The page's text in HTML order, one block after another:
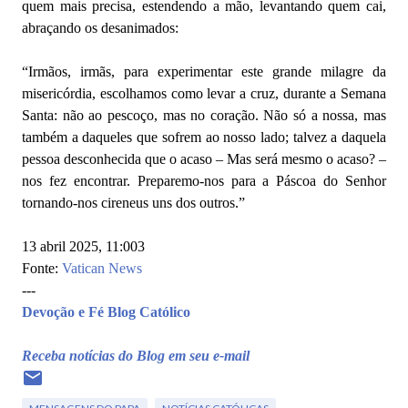
quem mais precisa, estendendo a mão, levantando quem cai,
abraçando os desanimados:
“Irmãos, irmãs, para experimentar este grande milagre da
misericórdia, escolhamos como levar a cruz, durante a Semana
Santa: não ao pescoço, mas no coração. Não só a nossa, mas
também a daqueles que sofrem ao nosso lado; talvez a daquela
pessoa desconhecida que o acaso – Mas será mesmo o acaso? –
nos fez encontrar. Preparemo-nos para a Páscoa do Senhor
tornando-nos cireneus uns dos outros.”
13 abril 2025, 11:003
Fonte: Vatican News
---
Devoção e Fé Blog Católico
Receba notícias do Blog em seu e-mail